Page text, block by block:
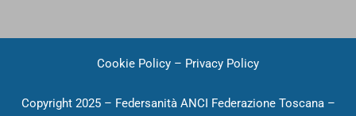
Cookie Policy – Privacy Policy
Copyright 2025 – Federsanità ANCI Federazione Toscana –